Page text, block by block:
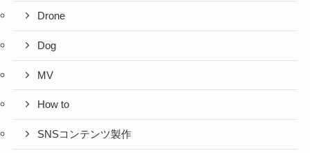
Drone
Dog
MV
How to
SNSコンテンツ製作